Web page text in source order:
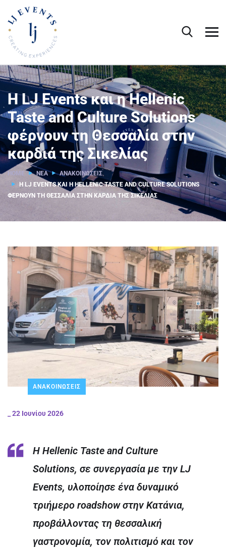
Η LJ Events και η Hellenic
Taste and Culture Solutions
φέρνουν τη Θεσσαλία στην
καρδιά της Σικελίας
HOME ΝΈΑ
ΑΝΑΚΟΙΝΩΣΕΙΣ
Η LJ EVENTS ΚΑΙ Η HELLENIC TASTE AND CULTURE SOLUTIONS
ΦΈΡΝΟΥΝ ΤΗ ΘΕΣΣΑΛΊΑ ΣΤΗΝ ΚΑΡΔΙΆ ΤΗΣ ΣΙΚΕΛΊΑΣ
ΑΝΑΚΟΙΝΩΣΕΙΣ
22 Ιουνίου 2026
Η Hellenic Taste and Culture
Solutions, σε συνεργασία με την LJ
Events, υλοποίησε ένα δυναμικό
τριήμερο roadshow στην Κατάνια,
προβάλλοντας τη θεσσαλική
γαστρονομία, τον πολιτισμό και τον